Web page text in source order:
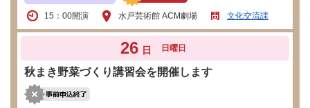
15：00開演 水戸芸術館 ACM劇場 文化交流課
26 日 日曜日
秋まき野菜づくり講習会を開催します